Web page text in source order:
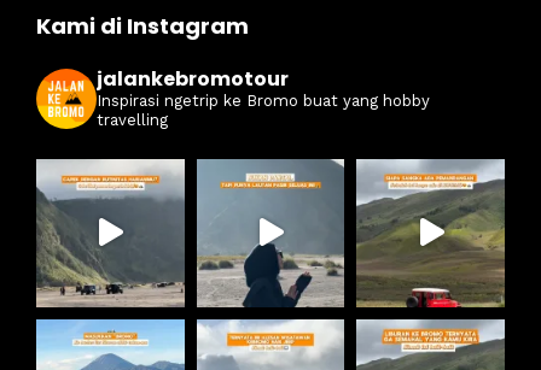
ingin
Kami di Instagram
jalankebromotour
Inspirasi ngetrip ke Bromo buat yang hobby
travelling